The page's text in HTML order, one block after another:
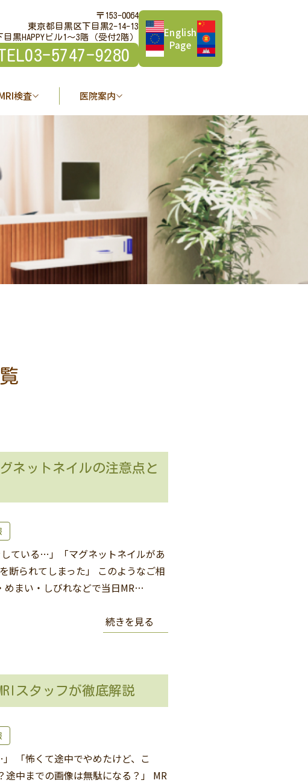
〒153-0064
東京都目黒区下目黒2-14-13
目黒HAPPYビル1～3階（受付2階）
5747-9280
English
Page
検査 医院案内
ネットネイルの注意点と
している…」「マグネットネイルがあ
断られてしまった」 このようなご相
めまい・しびれなどで当日MR…
続きを見る
スタッフが徹底解説
「怖くて途中でやめたけど、こ
中までの画像は無駄になる？」 MR